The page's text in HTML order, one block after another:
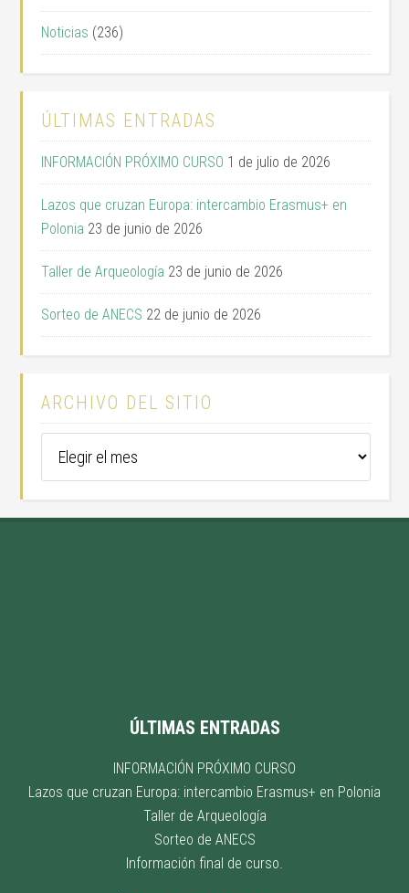
Noticias (236)
ÚLTIMAS ENTRADAS
INFORMACIÓN PRÓXIMO CURSO 1 de julio de 2026
Lazos que cruzan Europa: intercambio Erasmus+ en
Polonia 23 de junio de 2026
Taller de Arqueología 23 de junio de 2026
Sorteo de ANECS 22 de junio de 2026
ARCHIVO DEL SITIO
ÚLTIMAS ENTRADAS
INFORMACIÓN PRÓXIMO CURSO
Lazos que cruzan Europa: intercambio Erasmus+ en Polonia
Taller de Arqueología
Sorteo de ANECS
Información final de curso.